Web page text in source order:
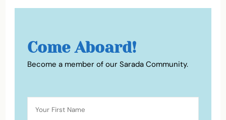
Come Aboard!
Become a member of our Sarada Community.